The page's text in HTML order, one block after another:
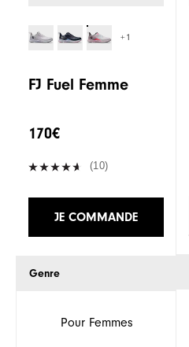
+1
FJ Fuel Femme
170€
(10)
JE COMMANDE
Genre
Pour Femmes